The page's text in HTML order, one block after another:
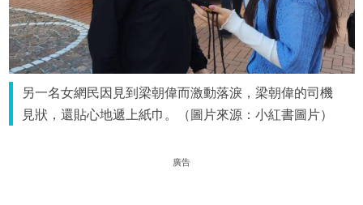
另一名女網民因見到梁朝偉而激動落淚，梁朝偉的司機
見狀，還貼心地遞上紙巾。（圖片來源：小紅書圖片）
廣告